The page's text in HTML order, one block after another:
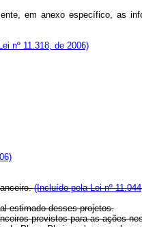
em anexo específico, as
nº 11.318, de 2006)
(Incluído pela Lei nº
estimado desses projetos.
previstos para as ações